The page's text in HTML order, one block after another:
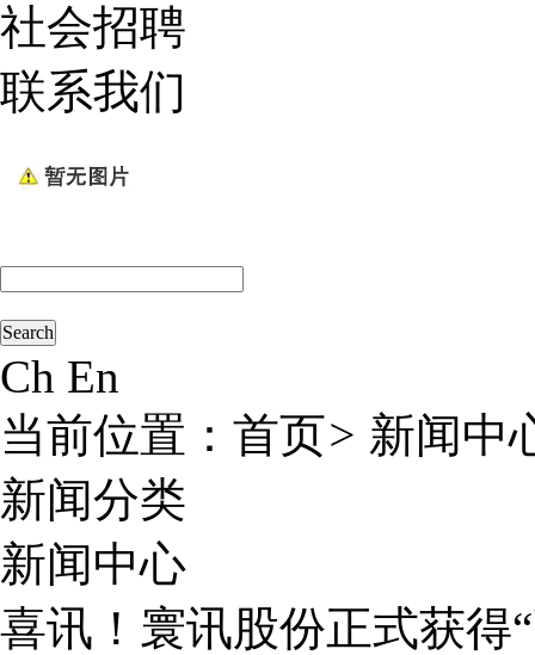
社会招聘
联系我们
Ch En
当前位置： 首页> 新闻中
新闻分类
新闻中心
喜讯！寰讯股份正式获得